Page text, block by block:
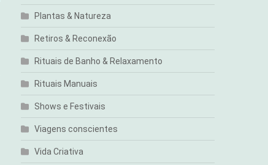
Plantas & Natureza
Retiros & Reconexão
Rituais de Banho & Relaxamento
Rituais Manuais
Shows e Festivais
Viagens conscientes
Vida Criativa